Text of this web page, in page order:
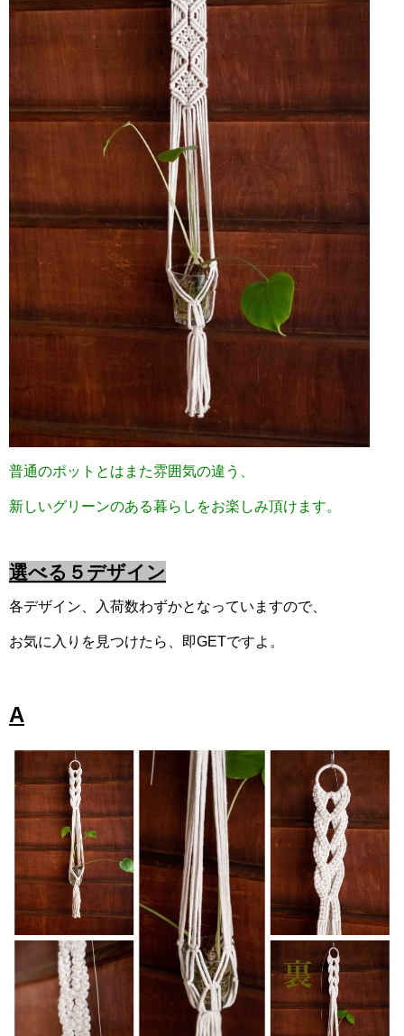
普通のポットとはまた雰囲気の違う、
新しいグリーンのある暮らしをお楽しみ頂けます。
選べる５デザイン
各デザイン、入荷数わずかとなっていますので、
お気に入りを見つけたら、即GETですよ。
A